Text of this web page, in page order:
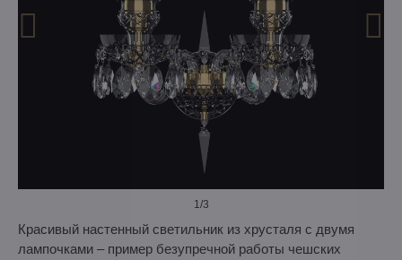
1/3
Красивый настенный светильник из хрусталя с двумя
лампочками – пример безупречной работы чешских